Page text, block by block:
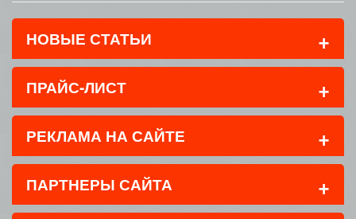
НОВЫЕ СТАТЬИ +
ПРАЙС-ЛИСТ +
РЕКЛАМА НА САЙТЕ +
ПАРТНЕРЫ САЙТА +